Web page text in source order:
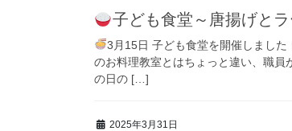
子ども食堂～唐揚げと
3月15日 子ども食堂を開催しました
のお料理教室とはちょっと違い、職員
の日の […]
2025年3月31日